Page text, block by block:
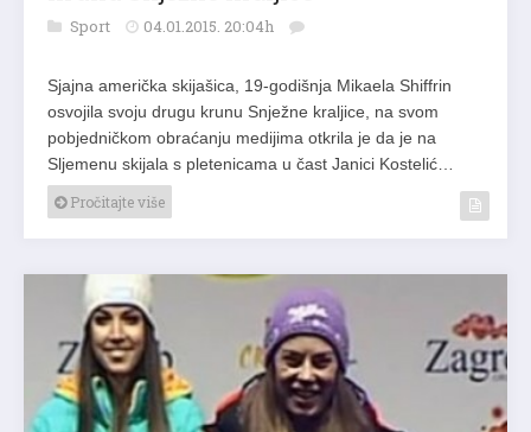
Sport 04.01.2015. 20:04h
Sjajna američka skijašica, 19-godišnja Mikaela Shiffrin
osvojila svoju drugu krunu Snježne kraljice, na svom
pobjedničkom obraćanju medijima otkrila je da je na
Sljemenu skijala s pletenicama u čast Janici Kostelić…
Pročitajte više